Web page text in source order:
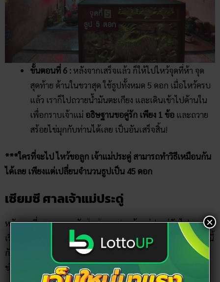
ขั้นตอนที่ 6 : หลังจากเสร็จแล้ว ก็ให้ไปไหว้จุดที่ห้า จุด
สุดท้าย ด้านในขวาสุด ใช้ธูปทั้งหมด 5 ดอก เมื่อไหว้ครบ
แล้ว เราก็ไปถวายน้ำมันตะเกียง และเดินเข้าไปด้านใน
เพื่อกราบเจ้าแม่ อธิษฐานขอคู่รัก เพียง 1 ข้อ และถวาย
สร้อยไข่มุกกับท่านได้เลย เป็นอันเสร็จสิ้น!
***ใครที่จะไป ไหว้ขอลูก เจ้าแม่ประดู่ สามารถทำวิธีเหมือนกัน
ได้เลย เพียงแต่เปลี่ยนจำนวนธูปเป็น 45 ดอก
เซียมซี ศาลเจ้าแม่ประดู่
หลังจากที่ ขอพรความรักไหว้ขอแฟนเจ้าแม่ประดู่กันไป
เรียบร้อยแล้ว ก็อย่าลืมไปเสี่ยงเซียมซี ณ ศาลเจ้าแม่ประดู่ แห่งนี้
กันด้วยนะ ว่ากันว่าคำทำนายเซียมซีของที่นี่แม่นมาก ๆ สามารถ
ช่วยเตือนสติ และช่วยให้เราระวังเรื่องที่จะเกิดขึ้นได้
×